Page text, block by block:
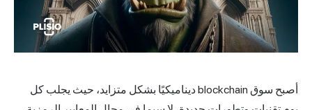
أصبح سوق blockchain ديناميكيًا بشكل متزايد، حيث يجلب كل